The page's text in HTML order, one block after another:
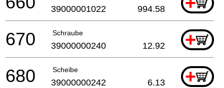
39000001022 994.58
Schraube +
670 39000000240 12.92
Scheibe +
680 39000000242 6.13